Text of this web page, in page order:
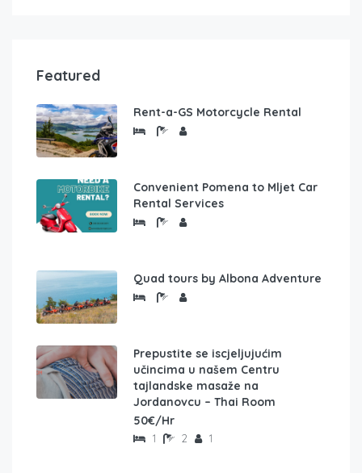
Featured
Rent-a-GS Motorcycle Rental
Convenient Pomena to Mljet Car
Rental Services
Quad tours by Albona Adventure
Prepustite se iscjeljujućim
učincima u našem Centru
tajlandske masaže na
Jordanovcu – Thai Room
50€/Hr
1 2 1